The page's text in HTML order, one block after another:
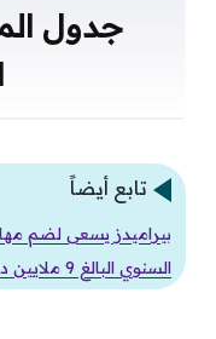
جدول
تابع أيضاً
بيراميدز يسعى لضم
السنوي البالغ 9 ملايين دولار